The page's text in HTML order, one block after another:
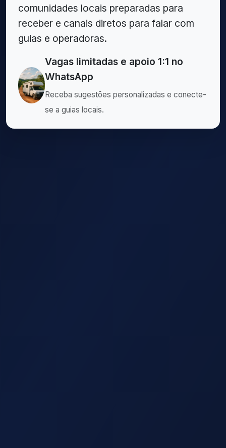
comunidades locais preparadas para
receber e canais diretos para falar com
guias e operadoras.
Vagas limitadas e apoio 1:1 no
WhatsApp
Receba sugestões personalizadas e conecte-
se a guias locais.